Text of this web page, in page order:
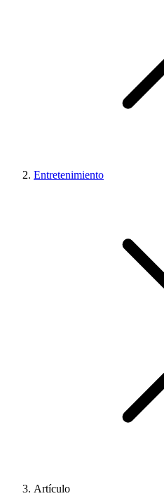
Entretenimiento
Artículo